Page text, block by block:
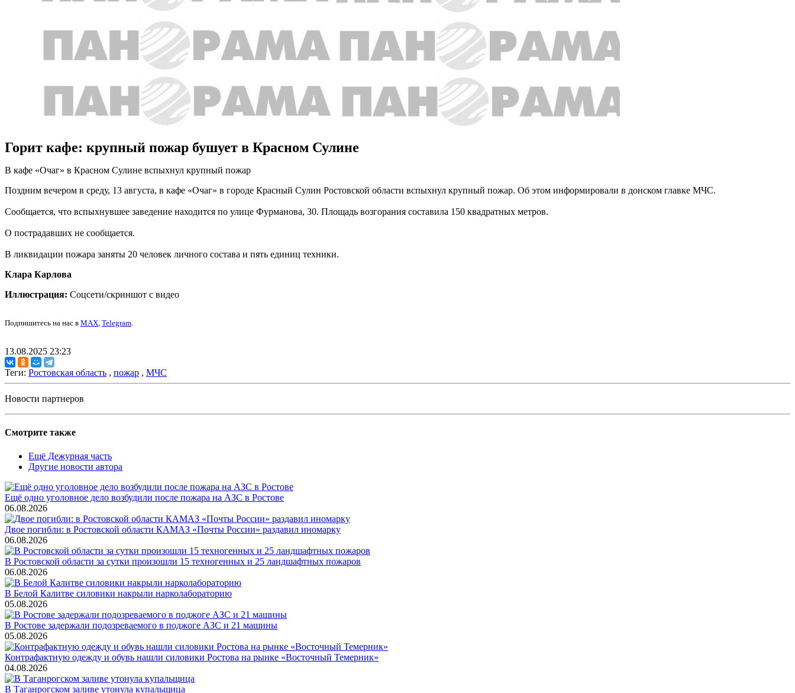
Горит кафе: крупный пожар бушует в Красном Сулине
В кафе «Очаг» в Красном Сулине вспыхнул крупный пожар
Поздним вечером в среду, 13 августа, в кафе «Очаг» в городе Красный Сулин Ростовской области вспыхнул крупный пожар. Об этом информировали в донском главке МЧС.
Сообщается, что вспыхнувшее заведение находится по улице Фурманова, 30. Площадь возгорания составила 150 квадратных метров.
О пострадавших не сообщается.
В ликвидации пожара заняты 20 человек личного состава и пять единиц техники.
Клара Карлова
Иллюстрация: Соцсети/скриншот с видео
Подпишитесь на нас в MAX, Telegram.
13.08.2025 23:23
Теги: Ростовская область , пожар , МЧС
Новости партнеров
Смотрите также
Ещё Дежурная часть
Другие новости автора
Ещё одно уголовное дело возбудили после пожара на АЗС в Ростове
06.08.2026
Двое погибли: в Ростовской области КАМАЗ «Почты России» раздавил иномарку
06.08.2026
В Ростовской области за сутки произошли 15 техногенных и 25 ландшафтных пожаров
06.08.2026
В Белой Калитве силовики накрыли нарколабораторию
05.08.2026
В Ростове задержали подозреваемого в поджоге АЗС и 21 машины
05.08.2026
Контрафактную одежду и обувь нашли силовики Ростова на рынке «Восточный Темерник»
04.08.2026
В Таганрогском заливе утонула купальщица